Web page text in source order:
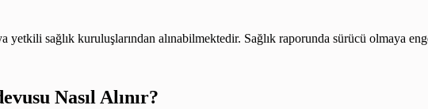
yetkili sağlık kuruluşlarından alınabilmektedir. Sağlık raporunda sürücü olmaya
Nasıl Alınır?